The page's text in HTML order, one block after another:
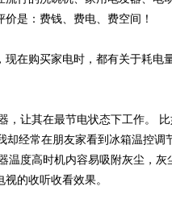
是：费钱、费电、费空间！
购买家电时，都有关于耗电
让其在最节电状态下工作。 比
却经常在朋友家看到冰箱温控调
温度高时机内容易吸附灰尘，
的收听收看效果。